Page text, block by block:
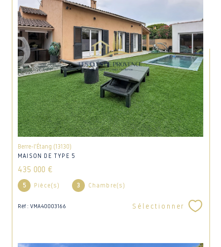
Berre-l'Étang (13130)
MAISON DE TYPE 5
435 000 €
5 Pièce(s) 3 Chambre(s)
Réf : VMA40003166 Sélectionner